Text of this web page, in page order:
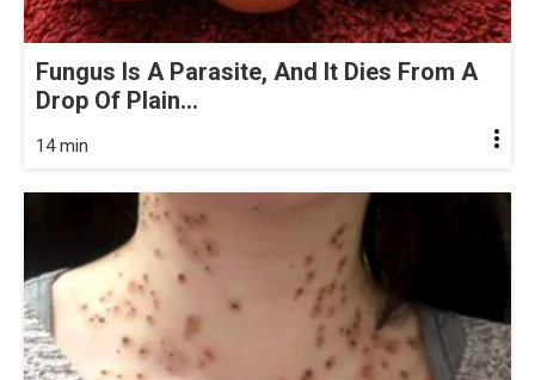
Fungus Is A Parasite, And It Dies From A
Drop Of Plain...
14 min